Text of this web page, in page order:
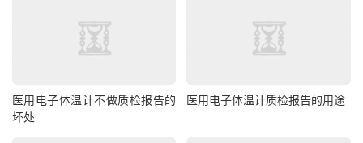
医用电子体温计不做质检报告的
坏处
医用电子体温计质检报告的用途